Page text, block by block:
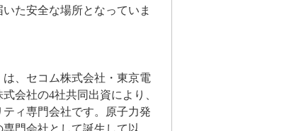
た安全な場所となっていま
、セコム株式会社・東京電
会社の4社共同出資により、
ィ専門会社です。原子力発
門会社として誕生して以